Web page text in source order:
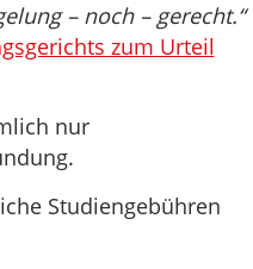
– noch – gerecht.“
zum Urteil
nur
Studiengebühren